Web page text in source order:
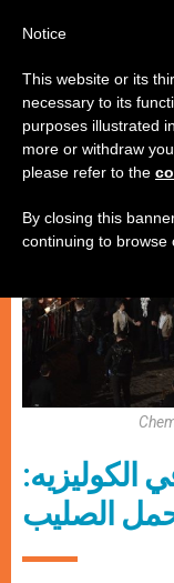
كنيسة محليّة
الصليب
Notice
This website or its
necessary to its
purposes illustrated
more or withdraw
please refer to the
By closing this
continuing to browse